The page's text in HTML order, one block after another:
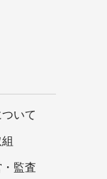
いて
監査